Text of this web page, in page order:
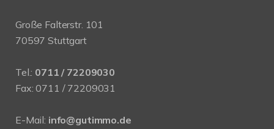
Große Falterstr. 101
70597 Stuttgart
Tel.: 0711 / 72209030
Fax: 0711 / 72209031
E-Mail: info@gutimmo.de